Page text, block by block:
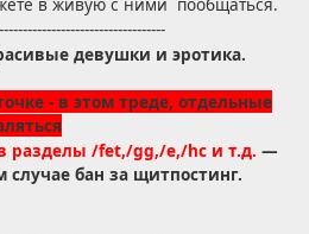
девушки и эротика.
- в этом треде, отдельные
разделы /fet,/gg,/e,/hc и т.д. —
случае бан за щитпостинг.